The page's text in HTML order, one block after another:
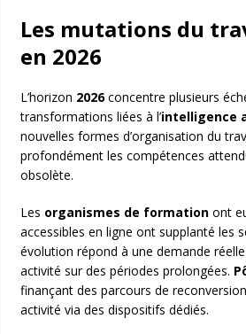
Les mutations du
en 2026
L’horizon 2026concentre plusieurs
transformations liées à l’intelligence
nouvelles formes d’organisation du
profondément les compétences
obsolète.
Les organismes de formation ont
accessibles en ligne ont supplanté les
évolution répond à une demande
activité sur des périodes prolongées.
finançant des parcours de
activité via des dispositifs dédiés.